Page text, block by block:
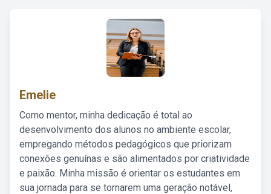
Emelie
Como mentor, minha dedicação é total ao
desenvolvimento dos alunos no ambiente escolar,
empregando métodos pedagógicos que priorizam
conexões genuínas e são alimentados por criatividade
e paixão. Minha missão é orientar os estudantes em
sua jornada para se tornarem uma geração notável,